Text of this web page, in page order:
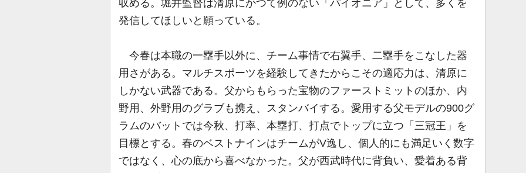
収める。堀井監督は清原にかつて例のない「パイオニア」として、多くを
発信してほしいと願っている。
今春は本職の一塁手以外に、チーム事情で右翼手、二塁手をこなした器
用さがある。マルチスポーツを経験してきたからこその適応力は、清原に
しかない武器である。父からもらった宝物のファーストミットのほか、内
野用、外野用のグラブも携え、スタンバイする。愛用する父モデルの900グ
ラムのバットでは今秋、打率、本塁打、打点でトップに立つ「三冠王」を
目標とする。春のベストナインはチームがV逸し、個人的にも満足いく数字
ではなく、心の底から喜べなかった。父が西武時代に背負い、愛着ある背